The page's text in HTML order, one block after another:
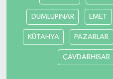
DUMLUPINAR EMET
KÜTAHYA PAZARLAR
ÇAVDARHİSAR